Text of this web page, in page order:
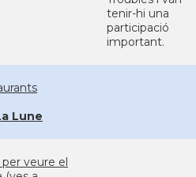
tenir-hi una
participació
important.
Lune
per veure el